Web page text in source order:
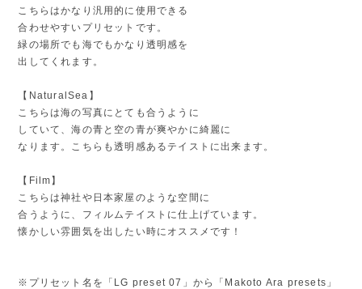
こちらはかなり汎用的に使用できる
合わせやすいプリセットです。
緑の場所でも海でもかなり透明感を
出してくれます。
【NaturalSea】
こちらは海の写真にとても合うように
していて、海の青と空の青が爽やかに綺麗に
なります。こちらも透明感あるテイストに出来ます。
【Film】
こちらは神社や日本家屋のような空間に
合うように、フィルムテイストに仕上げています。
懐かしい雰囲気を出したい時にオススメです！
※プリセット名を「LG preset 07」から「Makoto Ara presets」